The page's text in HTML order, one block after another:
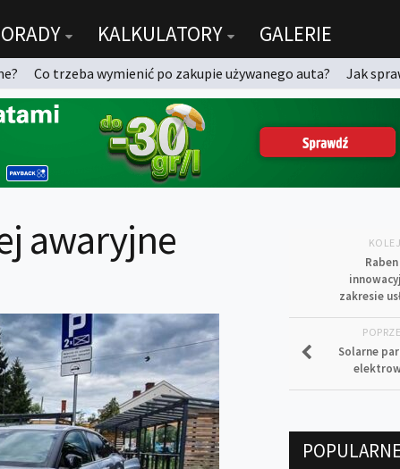
KALKULATORY GALERIE
Co trzeba wymienić po zakupie używanego auta?
Jak
awaryjne
zakresie
Solarne